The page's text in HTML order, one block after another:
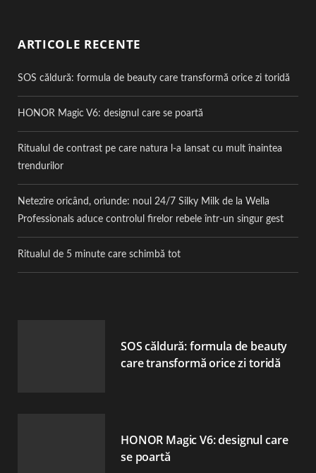
ARTICOLE RECENTE
SOS căldură: formula de beauty care transformă orice zi toridă
HONOR Magic V6: designul care se poartă
Ritualul de contrast pe care natura l-a lansat cu mult înaintea
trendurilor
Netezire oricând, oriunde: noul 24/7 Silky Milk de la Wella
Professionals aduce controlul firelor rebele într-un singur gest
Ritualul de 5 minute care schimbă tot
SOS căldură: formula de beauty
care transformă orice zi toridă
HONOR Magic V6: designul care
se poartă